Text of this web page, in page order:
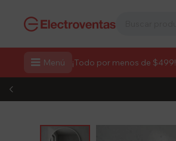
 Menú ¡Todo por menos de $499!